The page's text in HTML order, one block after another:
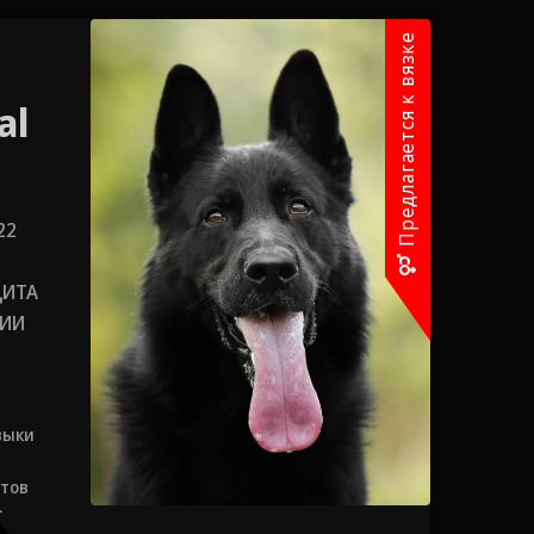
Предлагается к вязке